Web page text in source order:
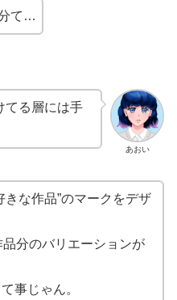
あおい
てる層には手
きな作品”のマークをデザ
分のバリエーションが
事じゃん。